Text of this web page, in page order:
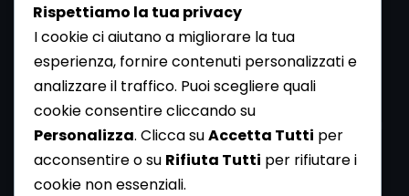
Newsletter
Se vuoi ricevere la Rivista gratuita di archeologia realizzata
dalla Redazione di ArcheoMedia iscriviti alla nostra
Newsletter [Clicca Qui]
Rispettiamo la tua privacy
I cookie ci aiutano a migliorare la tua
esperienza, fornire contenuti personalizzati e
analizzare il traffico. Puoi scegliere quali
cookie consentire cliccando su
Personalizza. Clicca suAccetta Tutti per
acconsentire o su Rifiuta Tutti per rifiutare i
cookie non essenziali.